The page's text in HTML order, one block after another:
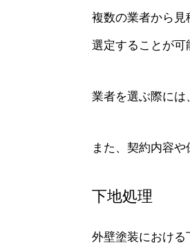
複数の業者から
選定することが可
業者を選ぶ際には
また、契約内容や
下地処理
外壁塗装における